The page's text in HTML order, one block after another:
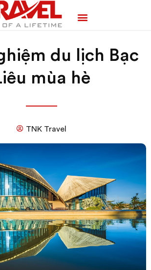
du lịch Bạc
mùa hè
TNK Travel